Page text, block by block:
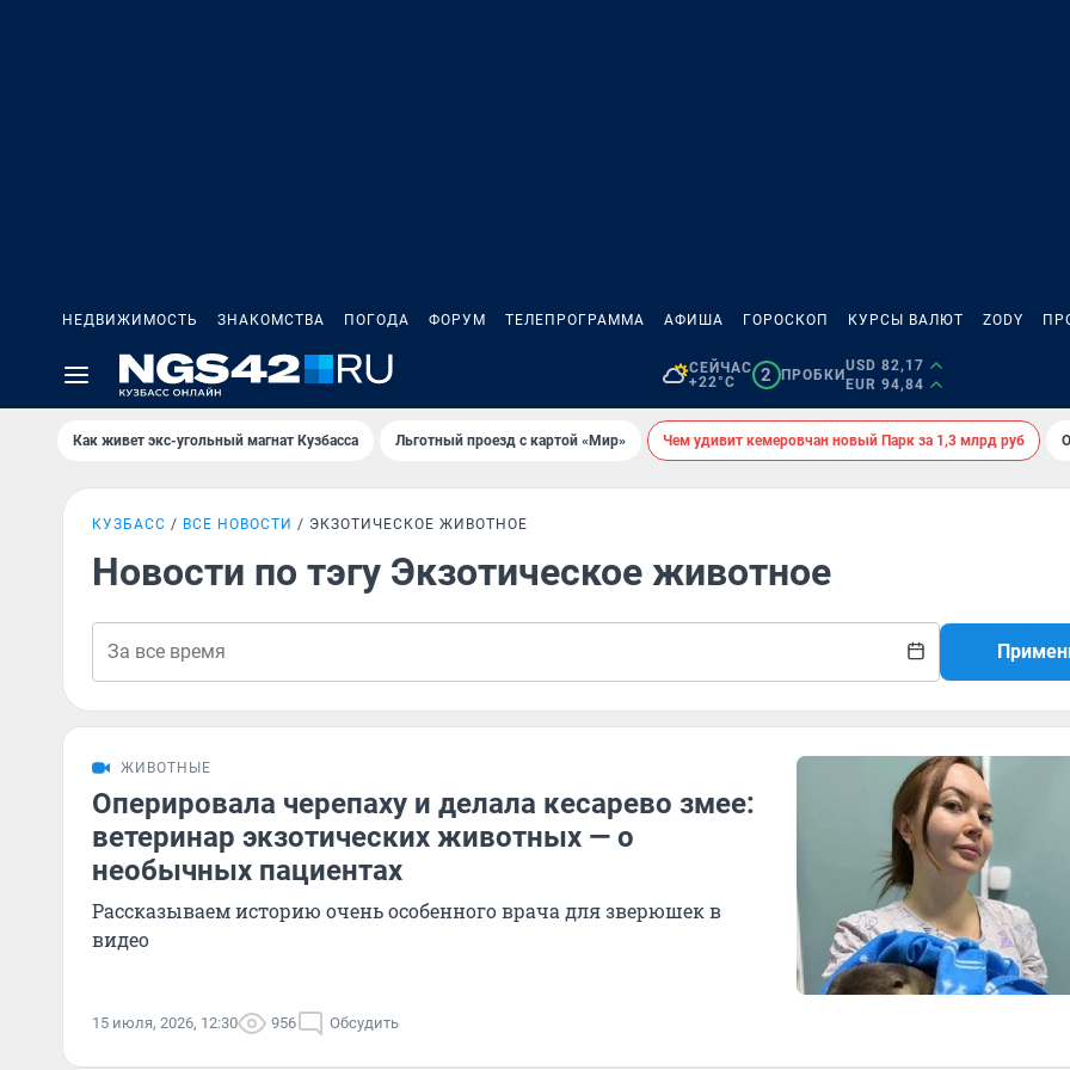
НЕДВИЖИМОСТЬ ЗНАКОМСТВА ПОГОДА ФОРУМ ТЕЛЕПРОГРАММА АФИША ГОРОСКОП КУРСЫ ВАЛЮТ ZODY
СЕЙЧАС
+22°C
2 ПРОБКИ
USD 82,17
EUR 94,84
Как живет экс-угольный магнат Кузбасса Льготный проезд с картой «Мир» Чем удивит кемеровчан новый Парк за 1,3 млрд руб
КУЗБАСС ВСЕ НОВОСТИ ЭКЗОТИЧЕСКОЕ ЖИВОТНОЕ
Новости по тэгу Экзотическое животное
ЖИВОТНЫЕ
Оперировала черепаху и делала кесарево змее:
ветеринар экзотических животных — о
необычных пациентах
Рассказываем историю очень особенного врача для зверюшек в
видео
15 июля, 2026, 12:30 956 Обсудить